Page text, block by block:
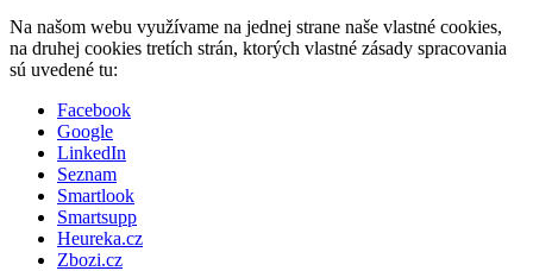
Na našom webu využívame na jednej strane naše vlastné cookies,
na druhej cookies tretích strán, ktorých vlastné zásady spracovania
sú uvedené tu:
Facebook
Google
LinkedIn
Seznam
Smartlook
Smartsupp
Heureka.cz
Zbozi.cz